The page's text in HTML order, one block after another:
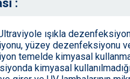
:
ışıkla
yüzey dezenfeksiyonu
temelde kimyasal
kimyasal